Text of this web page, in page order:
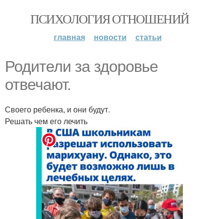
ПСИХОЛОГИЯ ОТНОШЕНИЙ
главная новости статьи
Родители за здоровье
отвечают.
Своего ребенка, и они будут.
Решать чем его лечить